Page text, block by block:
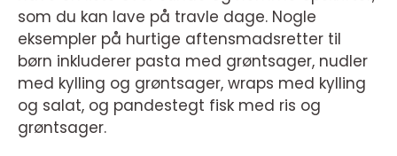
som du kan lave på travle dage. Nogle
eksempler på hurtige aftensmadsretter til
børn inkluderer pasta med grøntsager, nudler
med kylling og grøntsager, wraps med kylling
og salat, og pandestegt fisk med ris og
grøntsager.